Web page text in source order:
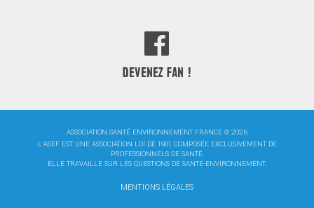
DEVENEZ FAN !
ASSOCIATION SANTÉ ENVIRONNEMENT FRANCE © 2026
L'ASEF EST UNE ASSOCIATION LOI DE 1901 COMPOSÉE EXCLUSIVEMENT DE
PROFESSIONNELS DE SANTÉ.
ELLE TRAVAILLE SUR LES QUESTIONS DE SANTÉ-ENVIRONNEMENT.
MENTIONS LÉGALES